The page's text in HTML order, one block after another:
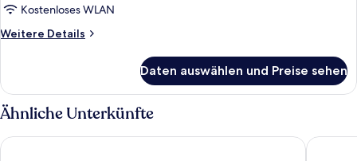
Kostenloses WLAN
Weitere Details
Weitere
Club
Sea
View
Daten auswählen und Preise sehen
Ähnliche Unterkünfte
ITC Grand Chola, a Luxury Collection Hotel, Chennai Park